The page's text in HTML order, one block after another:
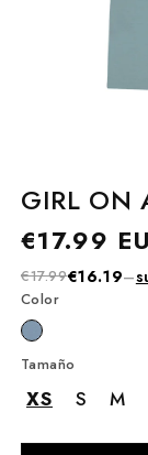
GIRL ON
Precio
€17.99
€17.99€16.19–
Tamaño
XS S M
Color